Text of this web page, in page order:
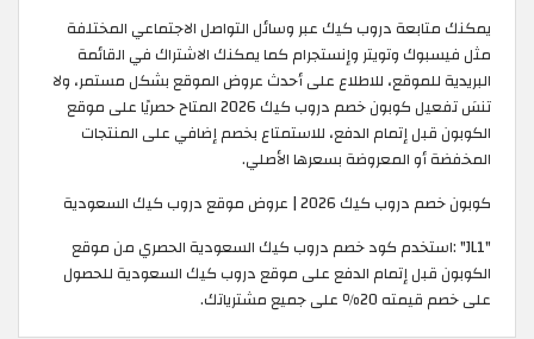
يمكنك متابعة دروب كيك عبر وسائل التواصل الاجتماعي المختلفة
مثل فيسبوك وتويتر وإنستجرام كما يمكنك الاشتراك في القائمة
البريدية للموقع، للاطلاع على أحدث عروض الموقع بشكل مستمر، ولا
تنسَ تفعيل كوبون خصم دروب كيك 2026 المتاح حصريًا على موقع
الكوبون قبل إتمام الدفع، للاستمتاع بخصم إضافي على المنتجات
المخفضة أو المعروضة بسعرها الأصلي.
كوبون خصم دروب كيك 2026 | عروض موقع دروب كيك السعودية
"JL1" :استخدم كود خصم دروب كيك السعودية الحصري من موقع
الكوبون قبل إتمام الدفع على موقع دروب كيك السعودية للحصول
على خصم قيمته 20٪ على جميع مشترياتك.